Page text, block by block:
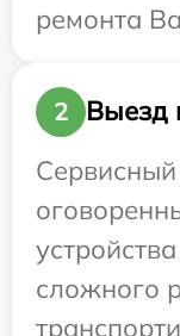
ремонта
2
Выезд
сложного